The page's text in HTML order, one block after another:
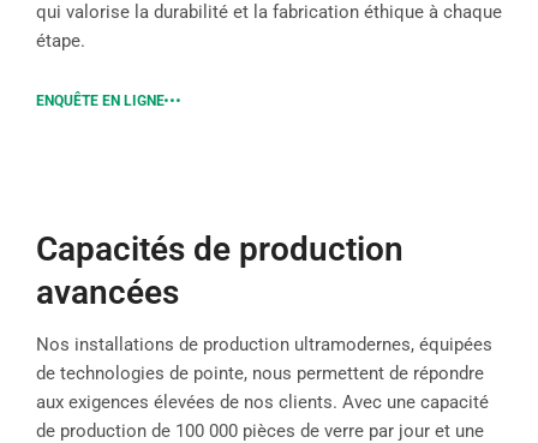
qui valorise la durabilité et la fabrication éthique à chaque
étape.
ENQUÊTE EN LIGNE
Capacités de production
avancées
Nos installations de production ultramodernes, équipées
de technologies de pointe, nous permettent de répondre
aux exigences élevées de nos clients. Avec une capacité
de production de 100 000 pièces de verre par jour et une